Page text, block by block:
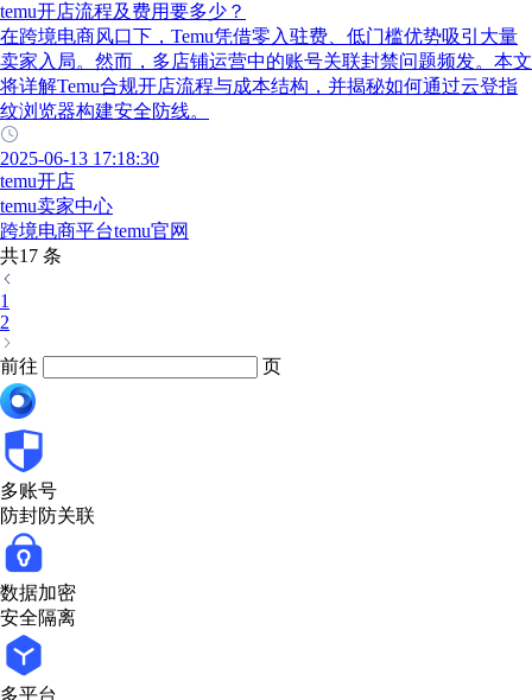
temu开店流程及费用要多少？
在跨境电商风口下，Temu凭借零入驻费、低门槛优势吸引大量
卖家入局。然而，多店铺运营中的账号关联封禁问题频发。本文
将详解Temu合规开店流程与成本结构，并揭秘如何通过云登指
纹浏览器构建安全防线。
2025-06-13 17:18:30
temu开店
temu卖家中心
跨境电商平台temu官网
共17 条
1
2
前往 页
多账号
防封防关联
数据加密
安全隔离
多平台